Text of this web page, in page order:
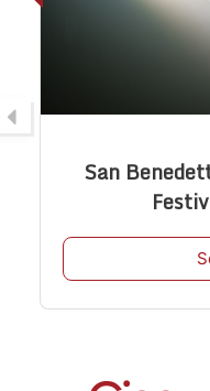
SBT